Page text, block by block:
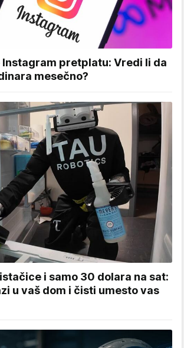
pretplatu: Vredi li da
mesečno?
i samo 30 dolara na sat:
u vaš dom i čisti umesto vas